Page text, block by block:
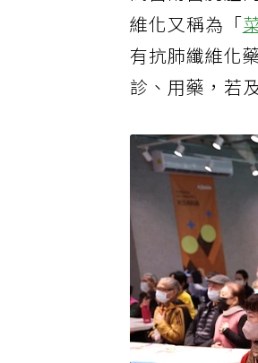
維化又稱為「
有抗肺纖維化
診、用藥，若